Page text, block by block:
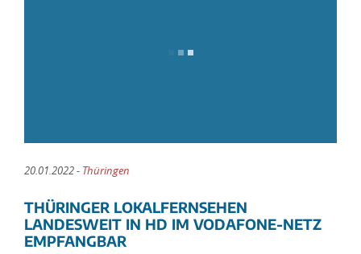
20.01.2022 - Thüringen
THÜRINGER LOKALFERNSEHEN
LANDESWEIT IN HD IM VODAFONE-NETZ
EMPFANGBAR